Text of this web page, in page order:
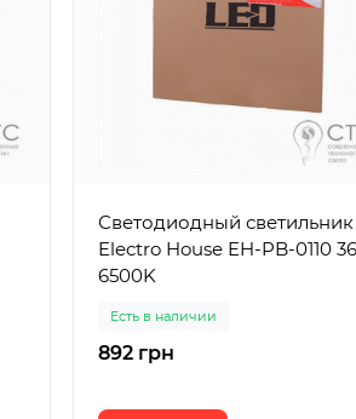
Светодиодный светильник
Electro House EH-PB-0110
6500K
Есть в наличии
892 грн